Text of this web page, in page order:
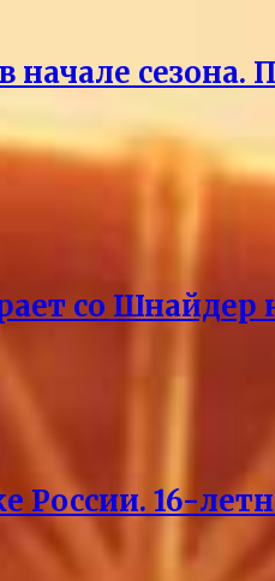
сезона.
со
России. 16-